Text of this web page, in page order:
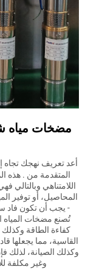
مضخات مياه
أعد تعريف نهجك تجاه
المتقدمة من . هذه
اللامتناهي وبالتالي
المحاصيل، أو توفير
- يجب أن تكون فاد
تُصنع مضخات المياه
كفاءة الطاقة
القاسية، مما يجعلها
وغير مكلفة